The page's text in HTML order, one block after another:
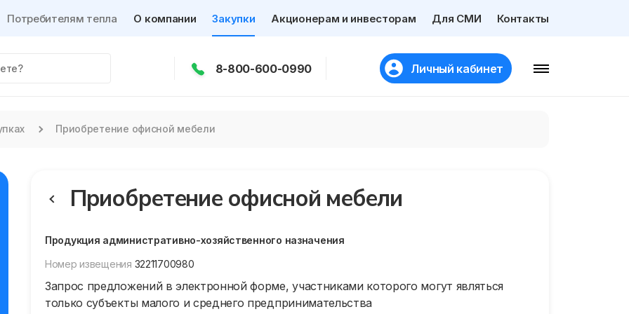
Потребителям тепла О компании Закупки Акционерам и инвесторам Для СМИ Контакты
8-800-600-0990 Личный кабинет
Приобретение офисной мебели
Приобретение офисной мебели
Продукция административно-хозяйственного назначения
Номер извещения 32211700980
Запрос предложений в электронной форме, участниками которого могут являться
только субъекты малого и среднего предпринимательства